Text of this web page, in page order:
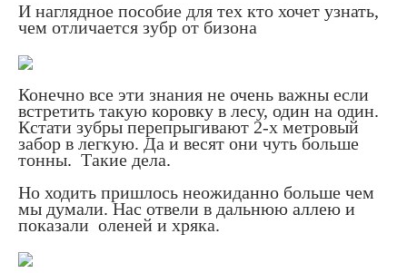
И наглядное пособие для тех кто хочет узнать,
чем отличается зубр от бизона
Конечно все эти знания не очень важны если
встретить такую коровку в лесу, один на один.
Кстати зубры перепрыгивают 2-х метровый
забор в легкую. Да и весят они чуть больше
тонны. Такие дела.
Но ходить пришлось неожиданно больше чем
мы думали. Нас отвели в дальнюю аллею и
показали оленей и хряка.